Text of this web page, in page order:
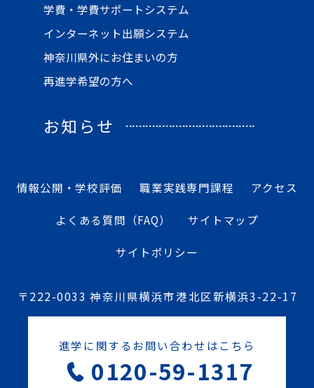
学費・学費サポートシステム
インターネット出願システム
神奈川県外にお住まいの方
再進学希望の方へ
お知らせ
情報公開・学校評価 職業実践専門課程 アクセス
よくある質問（FAQ） サイトマップ
サイトポリシー
〒222-0033 神奈川県横浜市港北区新横浜3-22-17
進学に関するお問い合わせはこちら
0120-59-1317